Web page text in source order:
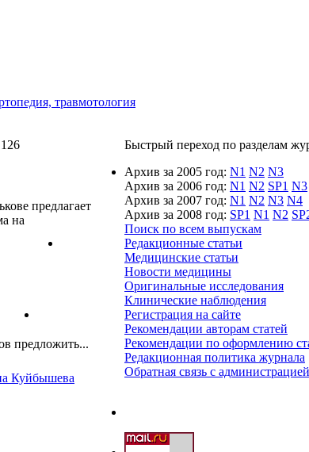
травмотология
предлагает
на
предложить...
Куйбышева
Быстрый переход по разделам
Архив за 2005 год: N1 N2 N3
Архив за 2006 год: N1 N2 SP1 N3
Архив за 2007 год: N1 N2 N3 N4
Архив за 2008 год: SP1 N1 N2
Поиск по всем выпускам
Редакционные статьи
Медицинские статьи
Новости медицины
Оригинальные исследования
Клинические наблюдения
Регистрация на сайте
Рекомендации авторам статей
Рекомендации по оформлению
Редакционная политика журнала
Обратная связь с администрацией